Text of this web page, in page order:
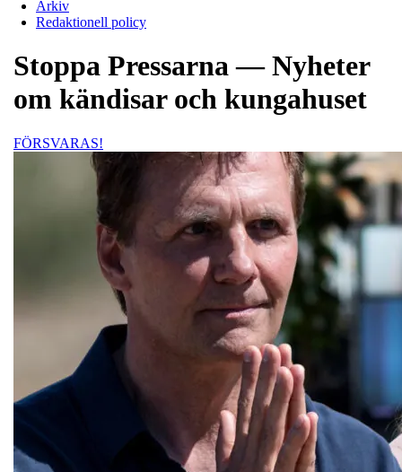
Arkiv
Redaktionell policy
Stoppa Pressarna — Nyheter
om kändisar och kungahuset
FÖRSVARAS!